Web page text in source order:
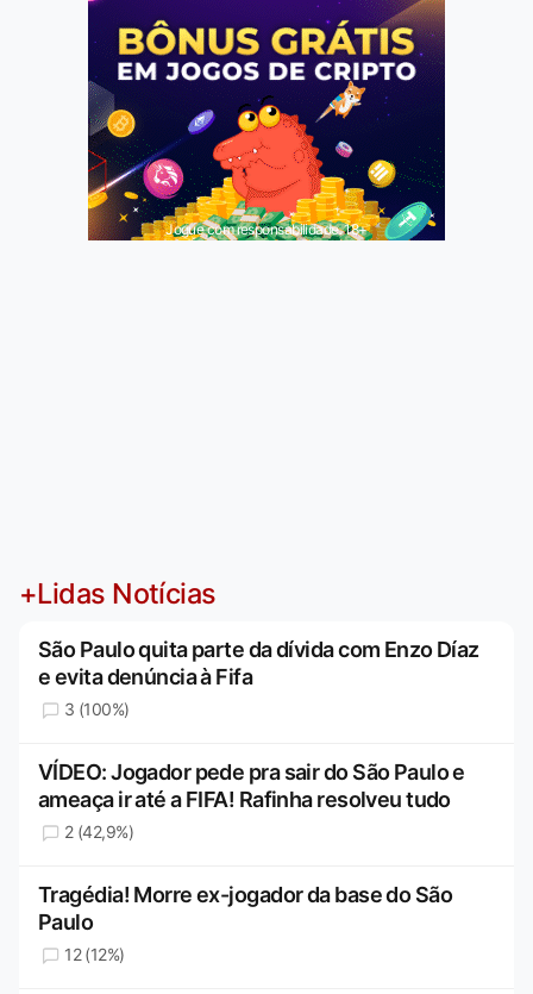
Jogue com responsabilidade. 18+
+Lidas Notícias
São Paulo quita parte da dívida com Enzo Díaz
e evita denúncia à Fifa
3 (100%)
VÍDEO: Jogador pede pra sair do São Paulo e
ameaça ir até a FIFA! Rafinha resolveu tudo
2 (42,9%)
Tragédia! Morre ex-jogador da base do São
Paulo
12 (12%)